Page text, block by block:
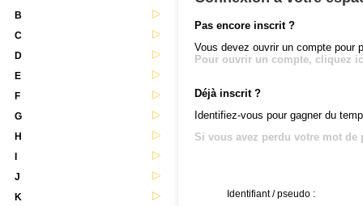
B
C
D
E
F
G
H
J
K
Pas encore inscrit ?
Vous devez ouvrir un compte pour
Pour ouvrir un compte, cliquez
Déjà inscrit ?
Identifiez-vous pour gagner du
Si vous avez perdu votre mot de
Identifiant / pseudo :